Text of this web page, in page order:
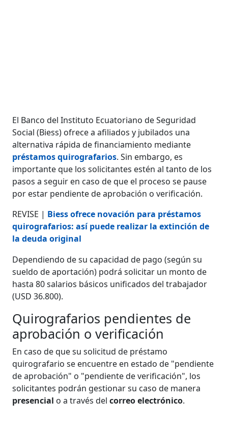
El Banco del Instituto Ecuatoriano de Seguridad
Social (Biess) ofrece a afiliados y jubilados una
alternativa rápida de financiamiento mediante
préstamos quirografarios. Sin embargo, es
importante que los solicitantes estén al tanto de los
pasos a seguir en caso de que el proceso se pause
por estar pendiente de aprobación o verificación.
REVISE | Biess ofrece novación para préstamos
quirografarios: así puede realizar la extinción de
la deuda original
Dependiendo de su capacidad de pago (según su
sueldo de aportación) podrá solicitar un monto de
hasta 80 salarios básicos unificados del trabajador
(USD 36.800).
Quirografarios pendientes de
aprobación o verificación
En caso de que su solicitud de préstamo
quirografario se encuentre en estado de "pendiente
de aprobación" o "pendiente de verificación", los
solicitantes podrán gestionar su caso de manera
presencial o a través delcorreo electrónico.